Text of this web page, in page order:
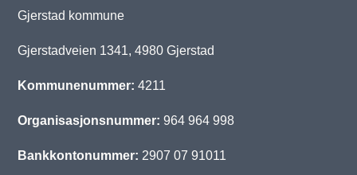
Gjerstad kommune
Gjerstadveien 1341, 4980 Gjerstad
Kommunenummer: 4211
Organisasjonsnummer: 964 964 998
Bankkontonummer: 2907 07 91011